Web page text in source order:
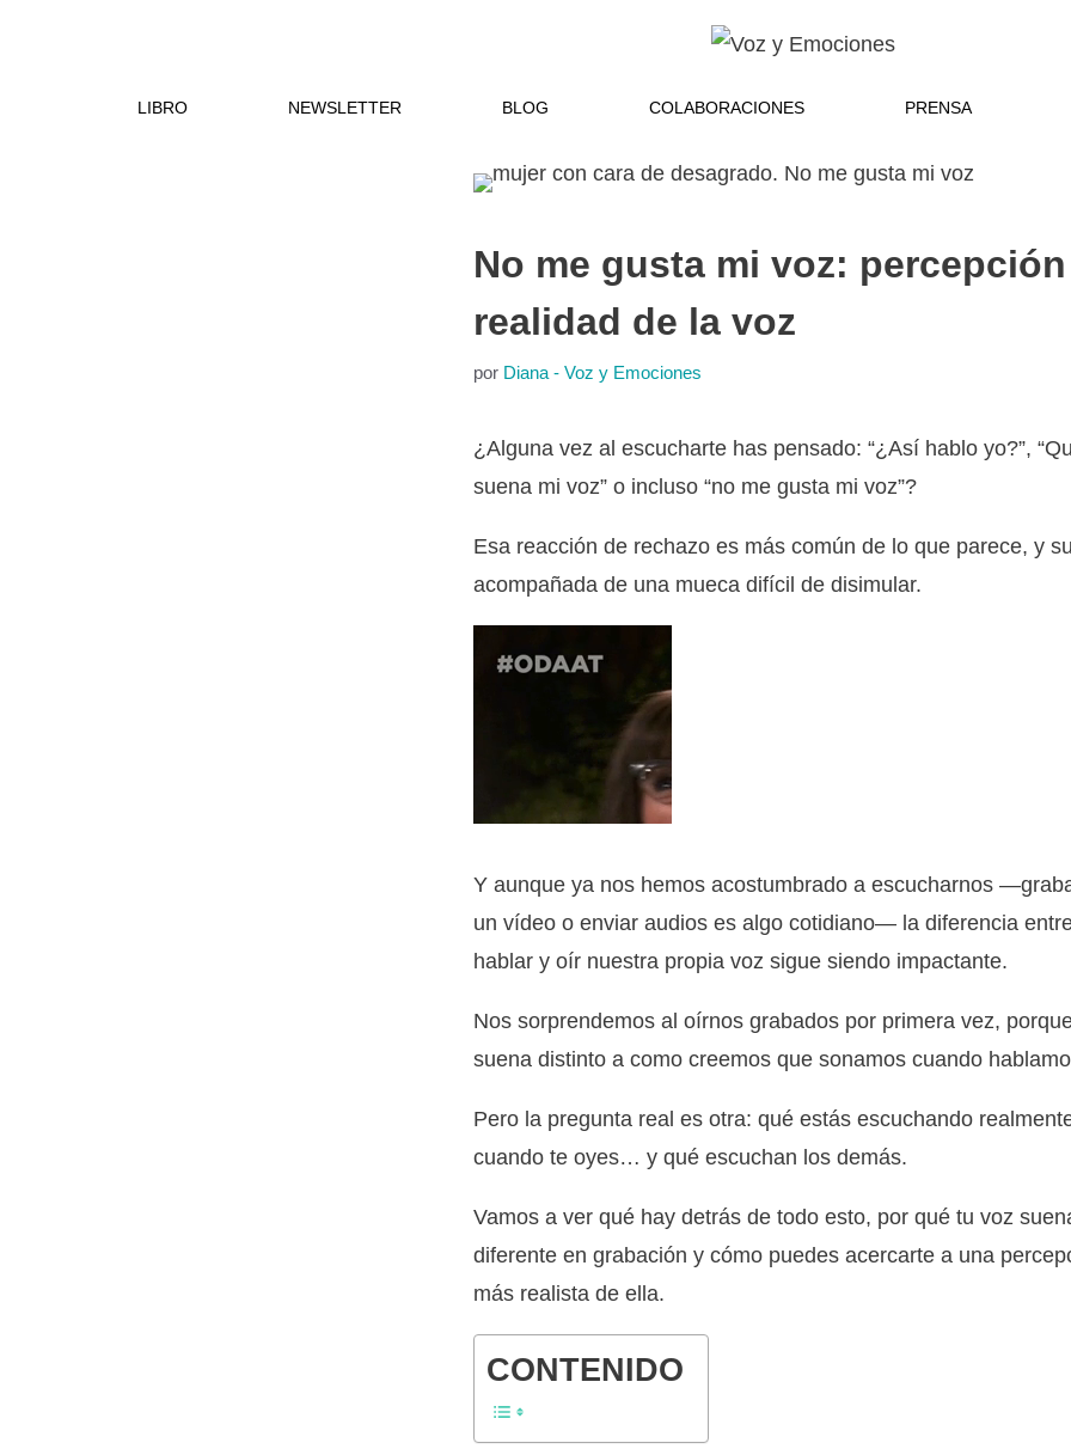
LIBRO NEWSLETTER BLOG COLABORACIONES PRENSA
No me gusta mi voz:
realidad de la voz
por Diana - Voz y Emociones
¿Alguna vez al escucharte has pensado: “¿Así hablo yo?”,
suena mi voz” o incluso “no me gusta mi voz”?
Esa reacción de rechazo es más común de lo que parece, y
acompañada de una mueca difícil de disimular.
Y aunque ya nos hemos acostumbrado a escucharnos
un vídeo o enviar audios es algo cotidiano— la diferencia
hablar y oír nuestra propia voz sigue siendo impactante.
Nos sorprendemos al oírnos grabados por primera vez,
suena distinto a como creemos que sonamos cuando
Pero la pregunta real es otra: qué estás escuchando
cuando te oyes… y qué escuchan los demás.
Vamos a ver qué hay detrás de todo esto, por qué tu voz
diferente en grabación y cómo puedes acercarte a una
más realista de ella.
CONTENIDO